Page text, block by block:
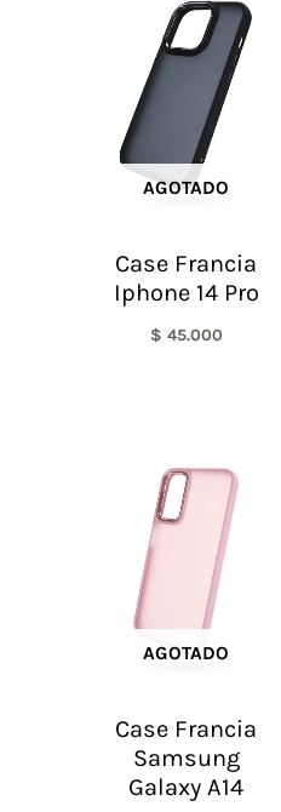
AGOTADO
Case Francia
Iphone 14 Pro
$ 45.000
AGOTADO
Case Francia
Samsung
Galaxy A14